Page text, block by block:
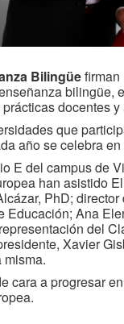
Bilingüe
bilingüe,
docentes y
que
año se celebra
E del campus de
han asistido
PhD;
Ana
del
Xavier
cara a progresar